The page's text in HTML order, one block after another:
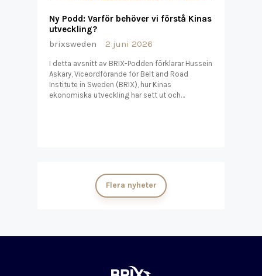
Ny Podd: Varför behöver vi förstå Kinas
utveckling?
brixsweden
2 juni 2026
I detta avsnitt av BRIX-Podden förklarar Hussein
Askary, Viceordförande för Belt and Road
Institute in Sweden (BRIX), hur Kinas
ekonomiska utveckling har sett ut och…
Flera nyheter